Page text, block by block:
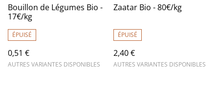
Bouillon de Légumes Bio -
17€/kg
ÉPUISÉ
0,51 €
AUTRES VARIANTES DISPONIBLES
Zaatar Bio - 80€/kg
ÉPUISÉ
2,40 €
AUTRES VARIANTES DISPONIBLES